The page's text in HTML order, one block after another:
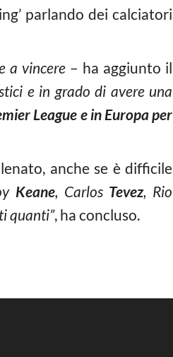
parlando dei calciatori
a vincere – ha aggiunto il
e in grado di avere una
League e in Europa per
anche se è difficile
Keane, Carlos Tevez, Rio
quanti”, ha concluso.